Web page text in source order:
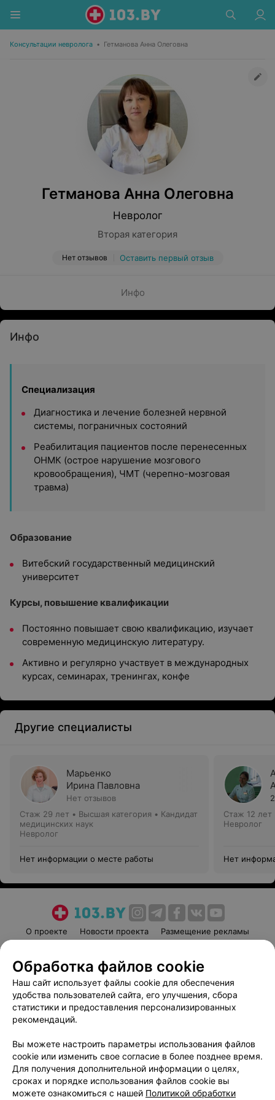
Консультации невролога • Гетманова Анна Олеговна
Гетманова Анна Олеговна
Невролог
Вторая категория
Нет отзывов Оставить первый отзыв
Инфо
Инфо
Специализация
Диагностика и лечение болезней нервной
системы, пограничных состояний
Реабилитация пациентов после перенесенных
ОНМК (острое нарушение мозгового
кровообращения), ЧМТ (черепно-мозговая
травма)
Образование
Витебский государственный медицинский
университет
Курсы, повышение квалификации
Постоянно повышает свою квалификацию, изучает
современную медицинскую литературу.
Активно и регулярно участвует в международных
курсах, семинарах, тренингах, конфе
Другие специалисты
Марьенко
Ирина Павловна
Нет отзывов
Стаж 29 лет • Высшая категория • Кандидат
медицинских наук
Невролог
Нет информации о месте работы
Стаж 12 лет
Невролог
Нет
О проекте Новости проекта
Размещение рекламы
Пользовательское соглашение
Способы оплаты
Вакансии
Партнеры
Написать руководителю 103.by
Обработка персональных данных
Обработка файлов cookie
Наш сайт использует файлы cookie для обеспечения
удобства пользователей сайта, его улучшения, сбора
статистики и предоставления персонализированных
рекомендаций.
Вы можете настроить параметры использования файлов
cookie или изменить свое согласие в более позднее время.
Для получения дополнительной информации о целях,
сроках и порядке использования файлов cookie вы
можете ознакомиться с нашей Политикой обработки